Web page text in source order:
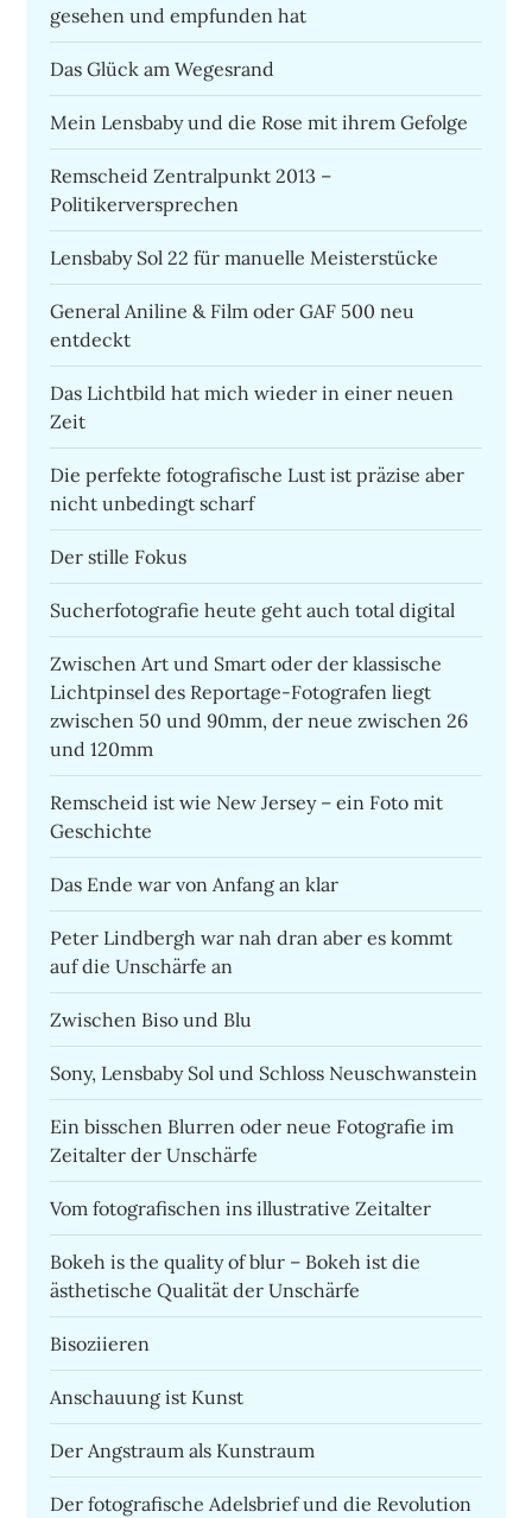
gesehen und empfunden hat
Das Glück am Wegesrand
Mein Lensbaby und die Rose mit ihrem Gefolge
Remscheid Zentralpunkt 2013 –
Politikerversprechen
Lensbaby Sol 22 für manuelle Meisterstücke
General Aniline & Film oder GAF 500 neu
entdeckt
Das Lichtbild hat mich wieder in einer neuen
Zeit
Die perfekte fotografische Lust ist präzise aber
nicht unbedingt scharf
Der stille Fokus
Sucherfotografie heute geht auch total digital
Zwischen Art und Smart oder der klassische
Lichtpinsel des Reportage-Fotografen liegt
zwischen 50 und 90mm, der neue zwischen 26
und 120mm
Remscheid ist wie New Jersey – ein Foto mit
Geschichte
Das Ende war von Anfang an klar
Peter Lindbergh war nah dran aber es kommt
auf die Unschärfe an
Zwischen Biso und Blu
Sony, Lensbaby Sol und Schloss Neuschwanstein
Ein bisschen Blurren oder neue Fotografie im
Zeitalter der Unschärfe
Vom fotografischen ins illustrative Zeitalter
Bokeh is the quality of blur – Bokeh ist die
ästhetische Qualität der Unschärfe
Bisoziieren
Anschauung ist Kunst
Der Angstraum als Kunstraum
Der fotografische Adelsbrief und die Revolution